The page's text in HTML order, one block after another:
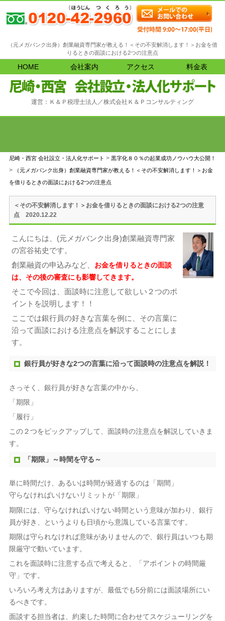
（元メガバンク出身）創業融資専門家が教える！＜その不安解消します！＞お金を借
りるときの面談における2つの注意点
HOME 会社案内 アクセス 料金表
運営：Ｋ＆Ｐ税理士法人／株式会社Ｋ＆Ｐコンサルティング
尼崎・西宮 会社設立・法人化サポート > 黒字化８０％の起業成功ノウハウ大公開！
>
（元メガバンク出身）創業融資専門家が教える！＜その不安解消します！＞お金
を借りるときの面談における2つの注意点
＜その不安解消します！＞お金を借りるときの面談における2つの注意
点 2020.12.22
こんにちは、(元メガバンク出身)創業融資専門家
の宮谷祐史です。
創業融資の申込みなど、 お金を借りるときの面談
は、その後の審査にも影響してきます。
そこで今回は、面談時に注意して欲しい２つのポ
イントを説明します！！
ここでは銀行員の好きな言葉を例に、その言葉に
沿って面談における注意点を解説することにしま
す。
銀行員が好きな2つの言葉に沿って面談時の注意点を解説！
さっそく、銀行員が好きな言葉の中から、
「期限」
「履行」
この２つをピックアップして、面談時の注意点を解説していきま
す。
「期限」～時間を守る～
単に時間だけ、あるいは時間が経過するのは「期間」
守らなければいけないリミットが「期限」
期限には、守らなければいけない時間という意味が加わり、銀行
員が好き、というよりも日頃から意識している言葉です。
期限は守られなければ意味がありませんので、銀行員はいつも期
限厳守で動いています。
これを面談時に注意する点で考えると、「アポイントの時間厳
守」です。
いろいろ考え方はありますが、最低でも5分前には面談場所にい
るべきです。
面談する担当者は、約束した時間に合わせてスケジューリングを